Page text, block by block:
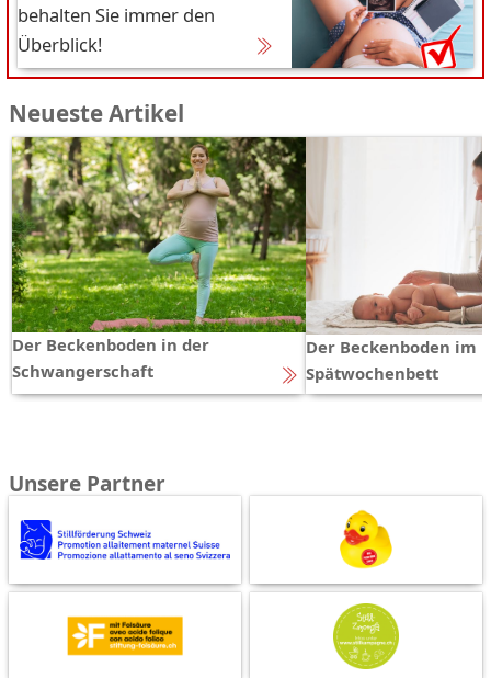
behalten Sie immer den
Überblick!
Neueste Artikel
Der Beckenboden in der
Schwangerschaft
Der Beckenboden im
Spätwochenbett
Unsere Partner